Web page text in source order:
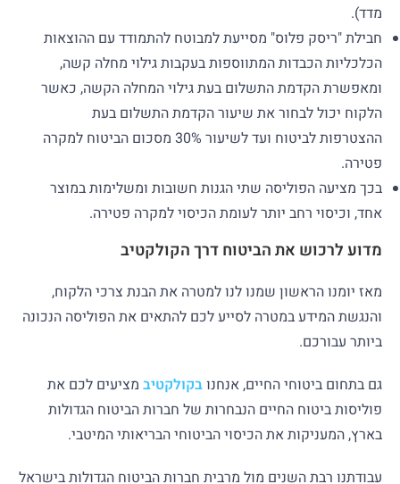
מדד).
חבילת "ריסק פלוס" מסייעת למבוטח להתמודד עם ההוצאות
הכלכליות הכבדות המתווספות בעקבות גילוי מחלה קשה,
ומאפשרת הקדמת התשלום בעת גילוי המחלה הקשה, כאשר
הלקוח יכול לבחור את שיעור הקדמת התשלום בעת
ההצטרפות לביטוח ועד לשיעור 30% מסכום הביטוח למקרה
פטירה.
בכך מציעה הפוליסה שתי הגנות חשובות ומשלימות במוצר
אחד, וכיסוי רחב יותר לעומת הכיסוי למקרה פטירה.
מדוע לרכוש את הביטוח דרך הקולקטיב
מאז יומנו הראשון שמנו לנו למטרה את הבנת צרכי הלקוח,
והנגשת המידע במטרה לסייע לכם להתאים את הפוליסה הנכונה
ביותר עבורכם.
גם בתחום ביטוחי החיים, אנחנובקולקטיב מציעים לכם את
פוליסות ביטוח החיים הנבחרות של חברות הביטוח הגדולות
בארץ, המעניקות את הכיסוי הביטוחי הבריאותי המיטבי.
עבודתנו רבת השנים מול מרבית חברות הביטוח הגדולות בישראל